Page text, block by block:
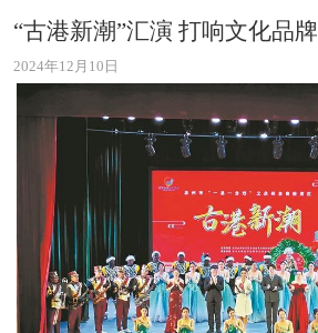
“古港新潮”汇演 打响文化品牌
2024年12月10日